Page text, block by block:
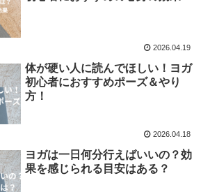
2026.04.19
体が硬い人に読んでほしい！ヨガ
初心者におすすめポーズ＆やり
方！
2026.04.18
ヨガは一日何分行えばいいの？効
果を感じられる目安はある？